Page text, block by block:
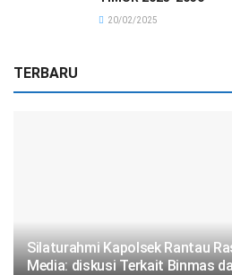
20/02/2025
TERBARU
Silaturahmi Kapolsek Rantau
Media: diskusi Terkait Binmas